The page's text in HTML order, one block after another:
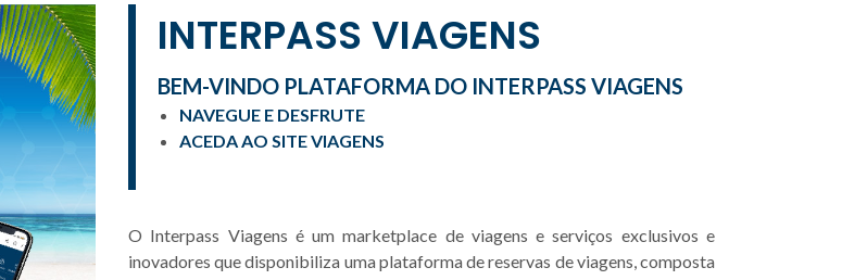
INTERPASS VIAGENS
BEM-VINDO PLATAFORMA DO INTERPASS VIAGENS
NAVEGUE E DESFRUTE
ACEDA AO SITE VIAGENS
O Interpass Viagens é um marketplace de viagens e serviços exclusivos e
inovadores que disponibiliza uma plataforma de reservas de viagens, composta